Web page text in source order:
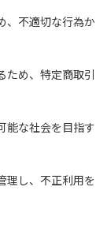
、不適切な行為か
め、特定商取引
能な社会を目指す
理し、不正利用を